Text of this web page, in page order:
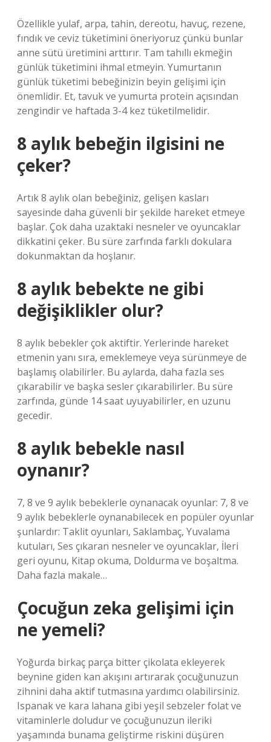
Özellikle yulaf, arpa, tahin, dereotu, havuç, rezene,
fındık ve ceviz tüketimini öneriyoruz çünkü bunlar
anne sütü üretimini arttırır. Tam tahıllı ekmeğin
günlük tüketimini ihmal etmeyin. Yumurtanın
günlük tüketimi bebeğinizin beyin gelişimi için
önemlidir. Et, tavuk ve yumurta protein açısından
zengindir ve haftada 3-4 kez tüketilmelidir.
8 aylık bebeğin ilgisini ne
çeker?
Artık 8 aylık olan bebeğiniz, gelişen kasları
sayesinde daha güvenli bir şekilde hareket etmeye
başlar. Çok daha uzaktaki nesneler ve oyuncaklar
dikkatini çeker. Bu süre zarfında farklı dokulara
dokunmaktan da hoşlanır.
8 aylık bebekte ne gibi
değişiklikler olur?
8 aylık bebekler çok aktiftir. Yerlerinde hareket
etmenin yanı sıra, emeklemeye veya sürünmeye de
başlamış olabilirler. Bu aylarda, daha fazla ses
çıkarabilir ve başka sesler çıkarabilirler. Bu süre
zarfında, günde 14 saat uyuyabilirler, en uzunu
gecedir.
8 aylık bebekle nasıl
oynanır?
7, 8 ve 9 aylık bebeklerle oynanacak oyunlar: 7, 8 ve
9 aylık bebeklerle oynanabilecek en popüler oyunlar
şunlardır: Taklit oyunları, Saklambaç, Yuvalama
kutuları, Ses çıkaran nesneler ve oyuncaklar, İleri
geri oyunu, Kitap okuma, Doldurma ve boşaltma.
Daha fazla makale…
Çocuğun zeka gelişimi için
ne yemeli?
Yoğurda birkaç parça bitter çikolata ekleyerek
beynine giden kan akışını artırarak çocuğunuzun
zihnini daha aktif tutmasına yardımcı olabilirsiniz.
Ispanak ve kara lahana gibi yeşil sebzeler folat ve
vitaminlerle doludur ve çocuğunuzun ileriki
yaşamında bunama geliştirme riskini düşüren